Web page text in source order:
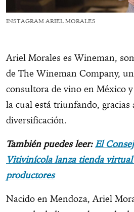
INSTAGRAM ARIEL MORALES
Ariel Morales es Wineman,
de The Wineman Company,
consultora de vino en México
la cual está triunfando, gracias
diversificación.
También puedes leer:El
Vitivinícola lanza tienda virtual
productores
Nacido en Mendoza, Ariel